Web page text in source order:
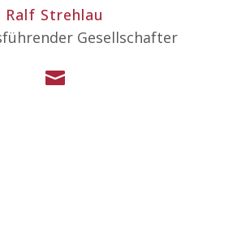
Ralf Strehlau
Gesellschafter
